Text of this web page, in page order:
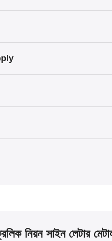
নিয়ন সাইন লেটার